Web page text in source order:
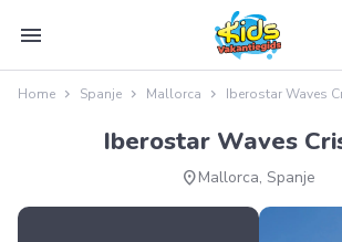
menu
Home Spanje Mallorca Iberostar Waves
Iberostar Waves
location_onMallorca, Spanje